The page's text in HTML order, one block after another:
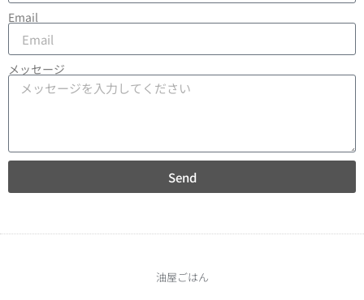
Email
メッセージ
Send
油屋ごはん